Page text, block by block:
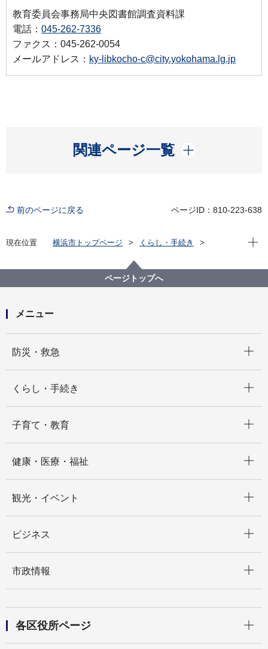
教育委員会事務局中央図書館調査資料課
電話： 045-262-7336
ファクス：045-262-0054
メールアドレス： ky-libkocho-c@city.yokohama.lg.jp
関連ページ一覧
開く
前のページに戻る ページID：810-223-638
現在位置 横浜市トップページ
くらし・手続き
デジタルアーカイブ都市横浜の記憶
平山煙火カタログ
現在
ページトップへ
メニュー
防災・救急
くらし・手続き
子育て・教育
健康・医療・福祉
観光・イベント
ビジネス
市政情報
各区役所ページ